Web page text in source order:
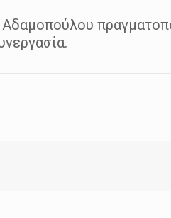
Αδαμοπούλου